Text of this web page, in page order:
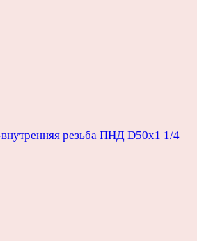
резьба ПНД D50х1 1/4